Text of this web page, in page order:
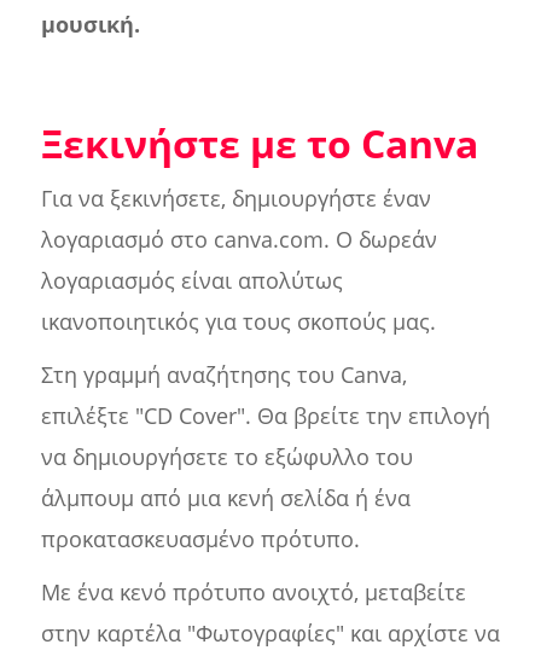
μουσική.
Ξεκινήστε με το Canva
Για να ξεκινήσετε, δημιουργήστε έναν
λογαριασμό στο canva.com. Ο δωρεάν
λογαριασμός είναι απολύτως
ικανοποιητικός για τους σκοπούς μας.
Στη γραμμή αναζήτησης του Canva,
επιλέξτε "CD Cover". Θα βρείτε την επιλογή
να δημιουργήσετε το εξώφυλλο του
άλμπουμ από μια κενή σελίδα ή ένα
προκατασκευασμένο πρότυπο.
Με ένα κενό πρότυπο ανοιχτό, μεταβείτε
στην καρτέλα "Φωτογραφίες" και αρχίστε να